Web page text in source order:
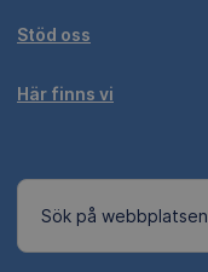
Stöd oss
Här finns vi
Sök på webbplatsen